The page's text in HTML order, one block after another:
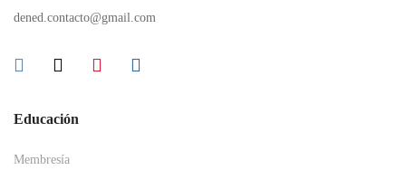
dened.contacto@gmail.com
Educación
Membresía